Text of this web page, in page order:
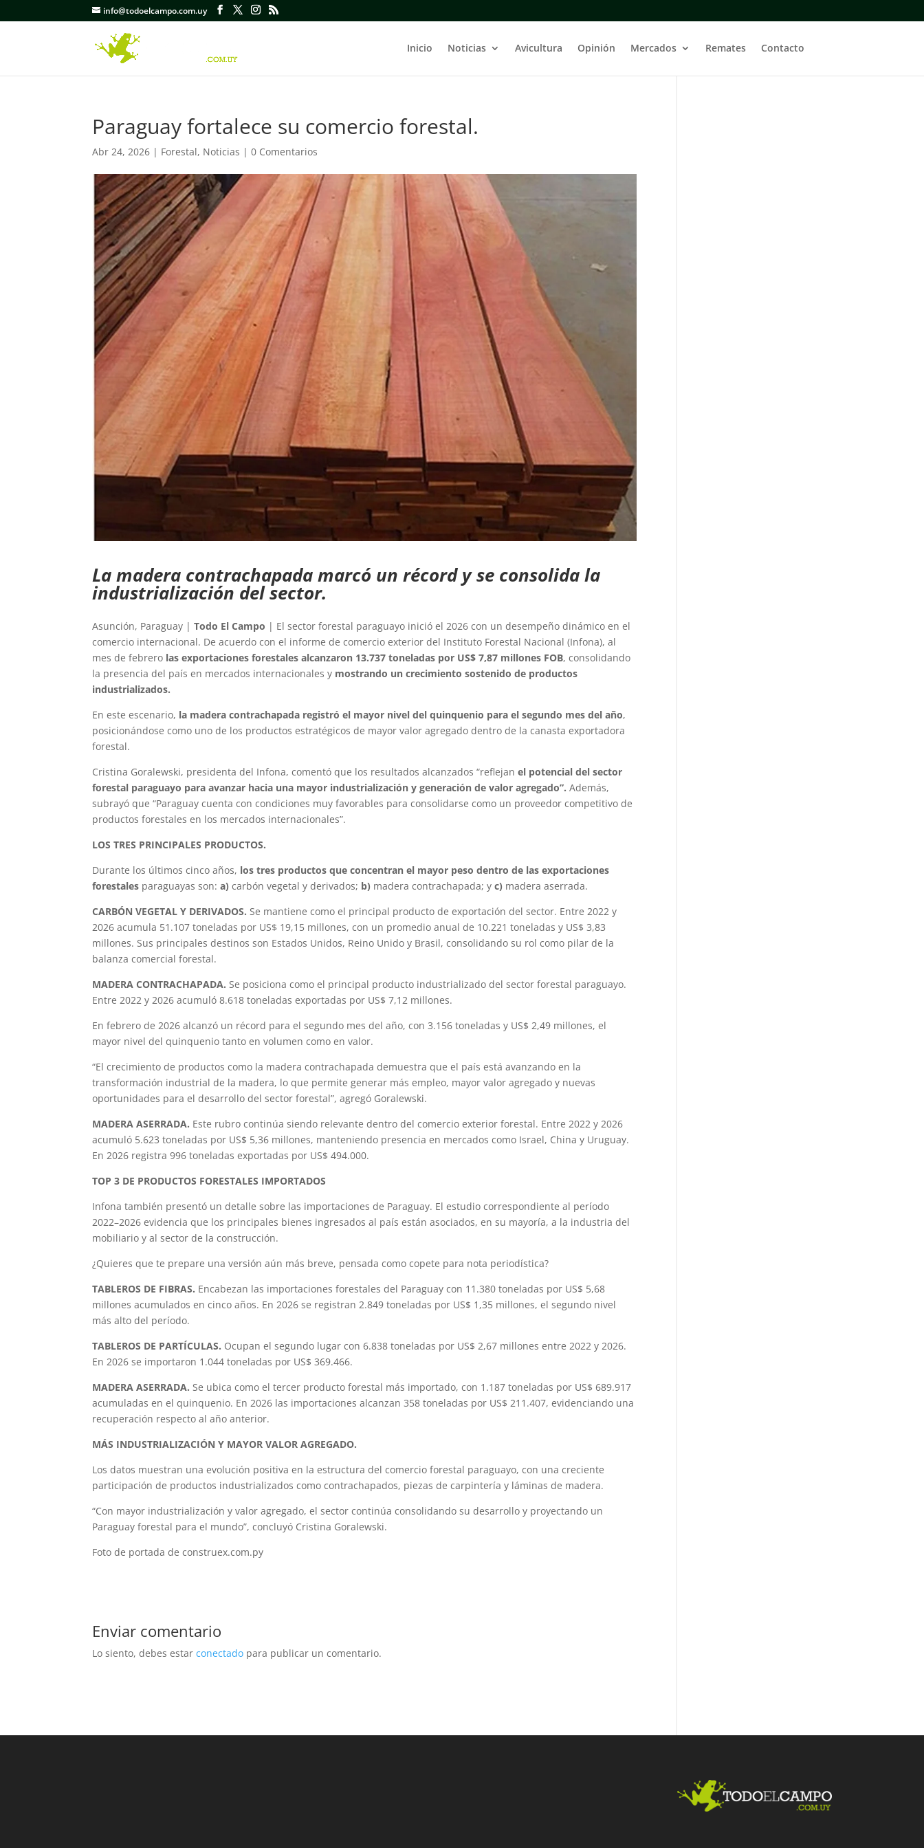
info@todoelcampo.com.uy
Inicio Noticias Avicultura Opinión Mercados Remates Contacto
Paraguay fortalece su comercio forestal.
Abr 24, 2026 | Forestal, Noticias |0 Comentarios
La madera contrachapada marcó un récord y se consolida la
industrialización del sector.
Asunción, Paraguay |Todo El Campo | El sector forestal paraguayo inició el 2026 con un desempeño dinámico en el
comercio internacional. De acuerdo con el informe de comercio exterior del Instituto Forestal Nacional (Infona), al
mes de febrero las exportaciones forestales alcanzaron 13.737 toneladas por US$ 7,87 millones FOB, consolidando
la presencia del país en mercados internacionales y mostrando un crecimiento sostenido de productos
industrializados.
En este escenario, la madera contrachapada registró el mayor nivel del quinquenio para el segundo mes del año,
posicionándose como uno de los productos estratégicos de mayor valor agregado dentro de la canasta exportadora
forestal.
Cristina Goralewski, presidenta del Infona, comentó que los resultados alcanzados “reflejanel potencial del sector
forestal paraguayo para avanzar hacia una mayor industrialización y generación de valor agregado”. Además,
subrayó que “Paraguay cuenta con condiciones muy favorables para consolidarse como un proveedor competitivo de
productos forestales en los mercados internacionales”.
LOS TRES PRINCIPALES PRODUCTOS.
Durante los últimos cinco años, los tres productos que concentran el mayor peso dentro de las exportaciones
forestales paraguayas son:a) carbón vegetal y derivados; b) madera contrachapada; y c) madera aserrada.
CARBÓN VEGETAL Y DERIVADOS.Se mantiene como el principal producto de exportación del sector. Entre 2022 y
2026 acumula 51.107 toneladas por US$ 19,15 millones, con un promedio anual de 10.221 toneladas y US$ 3,83
millones. Sus principales destinos son Estados Unidos, Reino Unido y Brasil, consolidando su rol como pilar de la
balanza comercial forestal.
MADERA CONTRACHAPADA.Se posiciona como el principal producto industrializado del sector forestal paraguayo.
Entre 2022 y 2026 acumuló 8.618 toneladas exportadas por US$ 7,12 millones.
En febrero de 2026 alcanzó un récord para el segundo mes del año, con 3.156 toneladas y US$ 2,49 millones, el
mayor nivel del quinquenio tanto en volumen como en valor.
“El crecimiento de productos como la madera contrachapada demuestra que el país está avanzando en la
transformación industrial de la madera, lo que permite generar más empleo, mayor valor agregado y nuevas
oportunidades para el desarrollo del sector forestal”, agregó Goralewski.
MADERA ASERRADA. Este rubro continúa siendo relevante dentro del comercio exterior forestal. Entre 2022 y 2026
acumuló 5.623 toneladas por US$ 5,36 millones, manteniendo presencia en mercados como Israel, China y Uruguay.
En 2026 registra 996 toneladas exportadas por US$ 494.000.
TOP 3 DE PRODUCTOS FORESTALES IMPORTADOS
Infona también presentó un detalle sobre las importaciones de Paraguay. El estudio correspondiente al período
2022–2026 evidencia que los principales bienes ingresados al país están asociados, en su mayoría, a la industria del
mobiliario y al sector de la construcción.
¿Quieres que te prepare una versión aún más breve, pensada como copete para nota periodística?
TABLEROS DE FIBRAS. Encabezan las importaciones forestales del Paraguay con 11.380 toneladas por US$ 5,68
millones acumulados en cinco años. En 2026 se registran 2.849 toneladas por US$ 1,35 millones, el segundo nivel
más alto del período.
TABLEROS DE PARTÍCULAS. Ocupan el segundo lugar con 6.838 toneladas por US$ 2,67 millones entre 2022 y 2026.
En 2026 se importaron 1.044 toneladas por US$ 369.466.
MADERA ASERRADA.Se ubica como el tercer producto forestal más importado, con 1.187 toneladas por US$ 689.917
acumuladas en el quinquenio. En 2026 las importaciones alcanzan 358 toneladas por US$ 211.407, evidenciando una
recuperación respecto al año anterior.
MÁS INDUSTRIALIZACIÓN Y MAYOR VALOR AGREGADO.
Los datos muestran una evolución positiva en la estructura del comercio forestal paraguayo, con una creciente
participación de productos industrializados como contrachapados, piezas de carpintería y láminas de madera.
“Con mayor industrialización y valor agregado, el sector continúa consolidando su desarrollo y proyectando un
Paraguay forestal para el mundo”, concluyó Cristina Goralewski.
Foto de portada de construex.com.py
Enviar comentario
Lo siento, debes estarconectado para publicar un comentario.
Fac
ebo
Twit
ter